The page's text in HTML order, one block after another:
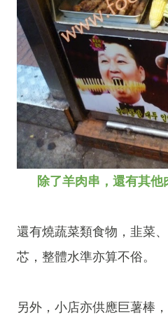
除了羊肉串，還有其他
還有燒蔬菜類食物，韭菜
芯，整體水準亦算不俗。
另外，小店亦供應巨薯棒